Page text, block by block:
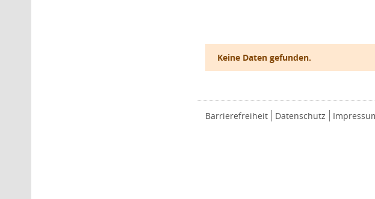
Keine Daten gefunden.
Barrierefreiheit Datenschutz